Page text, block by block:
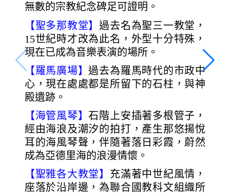
無數的宗教紀念碑足可證明。
【聖多那教堂】過去名為聖三一教堂，
15世紀時才改為此名，外型十分特殊，
現在已成為音樂表演的場所。
【羅馬廣場】過去為羅馬時代的市政中
心，現在處處都是所留下的石柱，與神
殿遺跡。
【海管風琴】石階上安插著多根管子，
經由海浪及潮汐的拍打，產生那悠揚悅
耳的海風琴聲，伴隨著落日彩霞，蔚然
成為亞德里海的浪漫情懷。
【聖雅各大教堂】 充滿著中世紀風情，
座落於沿岸邊，為聯合國教科文組織所